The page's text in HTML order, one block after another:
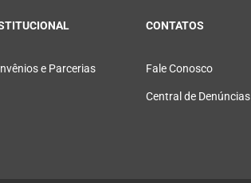
e Parcerias
CONTATOS
Fale Conosco
Central de Denúncias